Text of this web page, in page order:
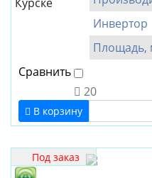
SUBTROPIC
XIGMA
Zanussi
Zerten
Производитель
Китай
Инвертор
Площадь,
Сравнить
20
В корзину
Под заказ